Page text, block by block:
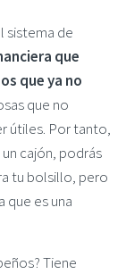
sistema de
que
que ya no
que no
útiles. Por tanto,
cajón, podrás
tu bolsillo, pero
que es una
Tiene